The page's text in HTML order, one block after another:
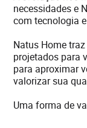
necessidades e
com tecnologia
Natus Home
projetados para
para aproximar
valorizar sua
Uma forma de